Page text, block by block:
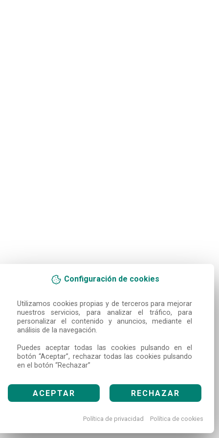
Configuración de cookies
Utilizamos cookies propias y de terceros para mejorar
nuestros servicios, para analizar el tráfico, para
personalizar el contenido y anuncios, mediante el
análisis de la navegación.
Puedes aceptar todas las cookies pulsando en el
botón “Aceptar”, rechazar todas las cookies pulsando
en el botón “Rechazar”
ACEPTAR RECHAZAR
Política de privacidad Política de cookies